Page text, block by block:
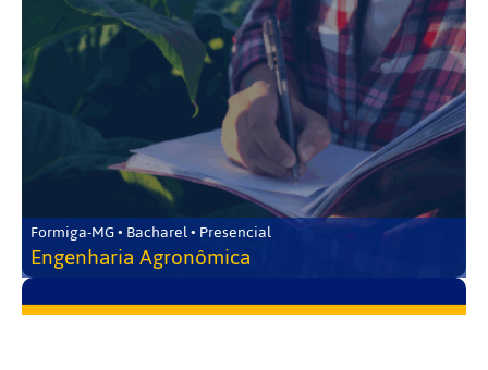
Formiga-MG • Bacharel • Presencial
Engenharia Agronômica